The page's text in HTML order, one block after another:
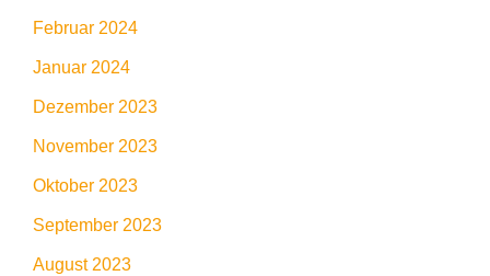
Februar 2024
Januar 2024
Dezember 2023
November 2023
Oktober 2023
September 2023
August 2023